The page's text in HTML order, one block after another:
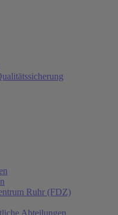
Ruhr (FDZ)
Abteilungen